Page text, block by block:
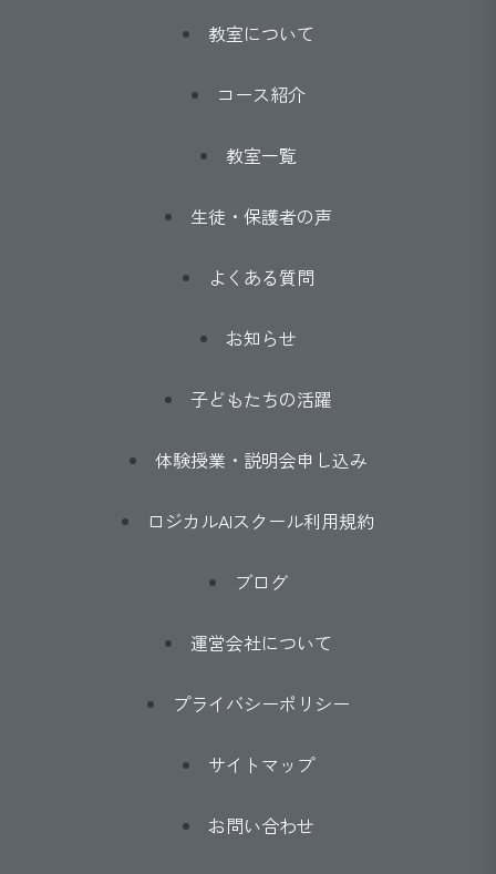
教室について
コース紹介
教室一覧
生徒・保護者の声
よくある質問
お知らせ
子どもたちの活躍
体験授業・説明会申し込み
ロジカルAIスクール利用規約
ブログ
運営会社について
プライバシーポリシー
サイトマップ
お問い合わせ